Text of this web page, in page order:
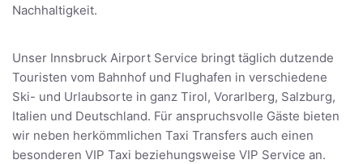
Nachhaltigkeit.
Unser Innsbruck Airport Service bringt täglich dutzende
Touristen vom Bahnhof und Flughafen in verschiedene
Ski- und Urlaubsorte in ganz Tirol, Vorarlberg, Salzburg,
Italien und Deutschland. Für anspruchsvolle Gäste bieten
wir neben herkömmlichen Taxi Transfers auch einen
besonderen VIP Taxi beziehungsweise VIP Service an.